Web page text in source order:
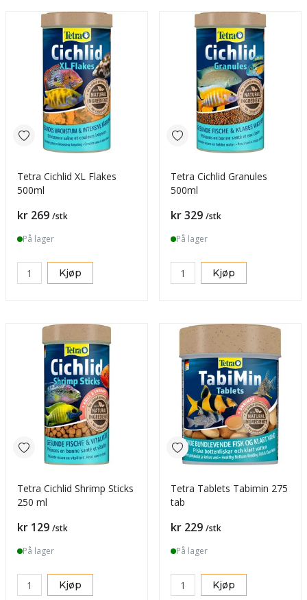
Tetra Cichlid XL Flakes
500ml
Pris
kr 269 /stk
På lager
Kjøp
Tetra Cichlid Granules
500ml
Pris
kr 329 /stk
På lager
Kjøp
Tetra Cichlid Shrimp Sticks
250 ml
Pris
kr 129 /stk
På lager
Kjøp
Tetra Tablets Tabimin 275
tab
Pris
kr 229 /stk
På lager
Kjøp